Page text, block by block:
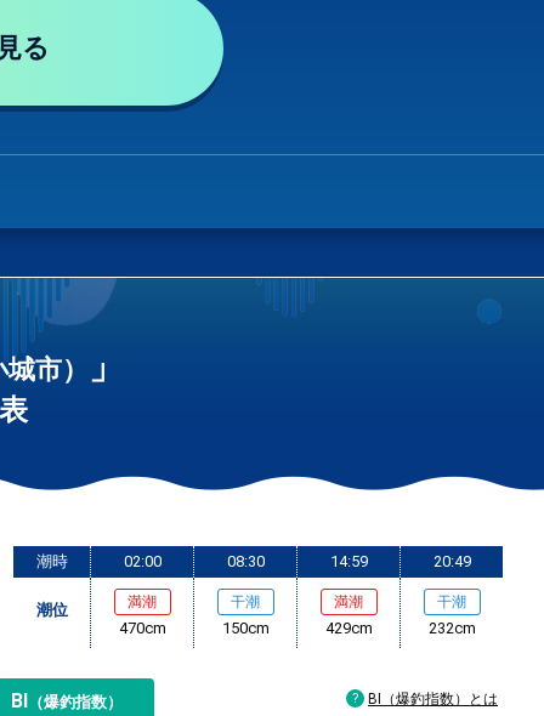
る
市） 」
潮時
潮位
02:00
満潮
470cm
08:30
干潮
150cm
14:59
満潮
429cm
20:49
干潮
232cm
BI （爆釣指数） BI（爆釣指数）とは